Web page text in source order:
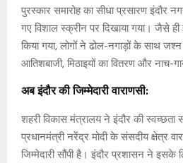
पुरस्कार समारोह का सीधा प्रसारण इंदौर
गए विशाल स्क्रीन पर दिखाया गया। जैसे ही
किया गया, लोगों ने ढोल-नगाड़ों के साथ
आतिशबाजी, मिठाइयों का वितरण और नाच-
अब इंदौर की जिम्मेदारी वाराणसी:
शहरी विकास मंत्रालय ने इंदौर की
प्रधानमंत्री नरेंद्र मोदी के संसदीय क्षेत्र
जिम्मेदारी सौंपी है। इंदौर प्रशासन ने इसके